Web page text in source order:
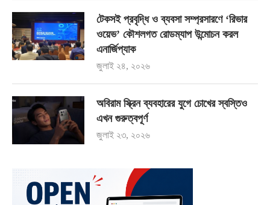
টেকসই প্রবৃদ্ধি ও ব্যবসা সম্প্রসারণে ‘রিভার
ওয়েভ’ কৌশলগত রোডম্যাপ উন্মোচন করল
এনার্জিপ্যাক
জুলাই ২৪, ২০২৬
অবিরাম স্ক্রিন ব্যবহারের যুগে চোখের স্বস্তিও
এখন গুরুত্বপূর্ণ
জুলাই ২৩, ২০২৬